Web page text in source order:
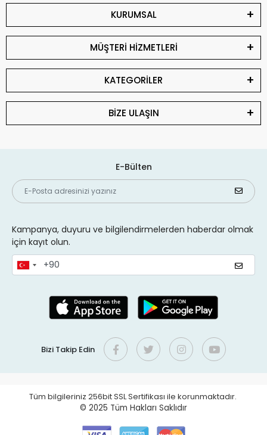
KURUMSAL
MÜŞTERİ HİZMETLERİ
KATEGORİLER
BİZE ULAŞIN
E-Bülten
Kampanya, duyuru ve bilgilendirmelerden haberdar olmak
için kayıt olun.
Bizi Takip Edin
Tüm bilgileriniz 256bit SSL Sertifikası ile korunmaktadır.
© 2025 Tüm Hakları Saklıdır